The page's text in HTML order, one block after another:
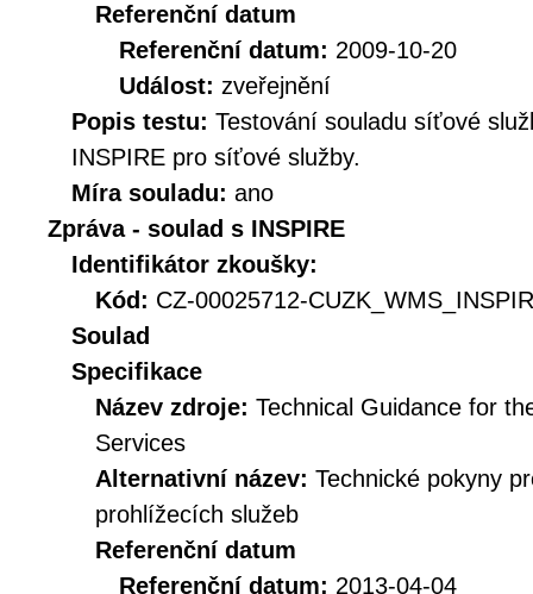
Referenční datum
Referenční datum: 2009-10-20
Událost: zveřejnění
Popis testu: Testování souladu síťové
INSPIRE pro síťové služby.
Míra souladu: ano
Zpráva - soulad s INSPIRE
Identifikátor zkoušky:
Kód: CZ-00025712-
Soulad
Specifikace
Název zdroje: Technical Guidance for
Services
Alternativní název: Technické pokyny
prohlížecích služeb
Referenční datum
Referenční datum: 2013-04-04